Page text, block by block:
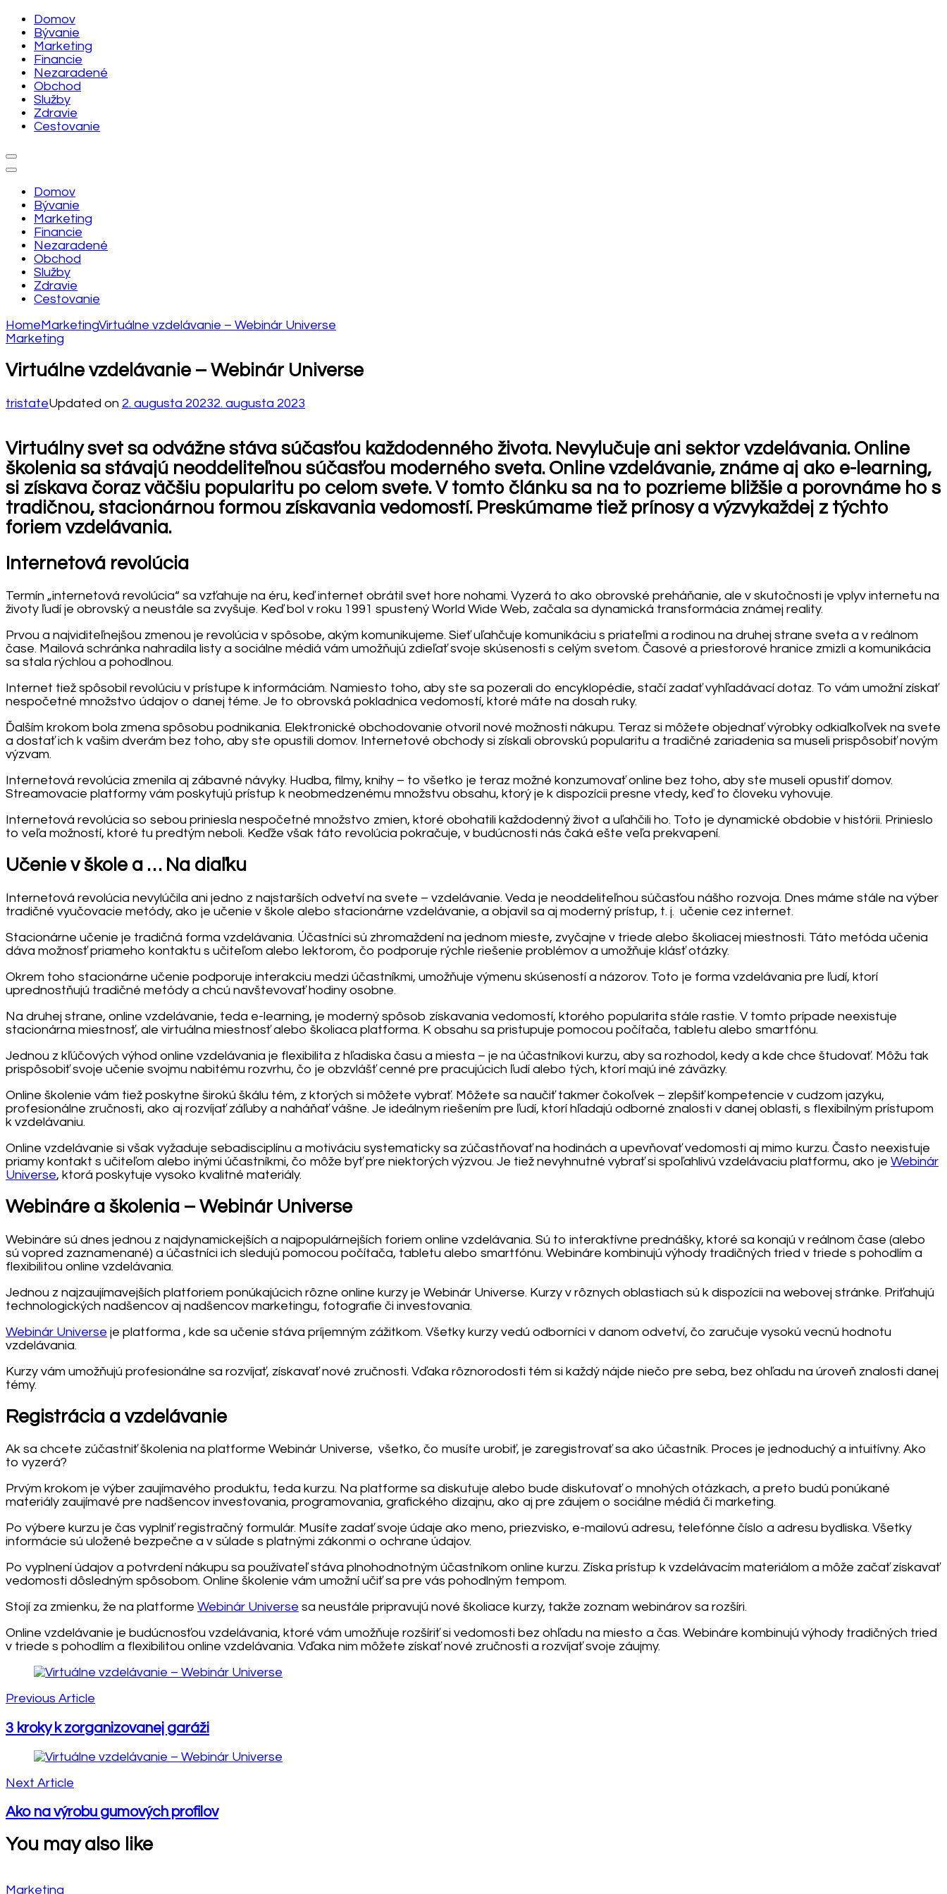
Skip
content
(Press
Enter)
Domov
Bývanie
Marketing
Financie
Nezaradené
Obchod
Služby
Zdravie
Cestovanie
Domov
Bývanie
Marketing
Financie
Nezaradené
Obchod
Služby
Zdravie
Cestovanie
HomeMarketingVirtuálne vzdelávanie – Webinár Universe
Marketing
Virtuálne vzdelávanie – Webinár Universe
tristateUpdated on 2. augusta 20232. augusta 2023
Virtuálny svet sa odvážne stáva súčasťou každodenného života. Nevylučuje ani sektor vzdelávania. Online
školenia sa stávajú neoddeliteľnou súčasťou moderného sveta. Online vzdelávanie, známe aj ako e-learning,
si získava čoraz väčšiu popularitu po celom svete. V tomto článku sa na to pozrieme bližšie a porovnáme ho s
tradičnou, stacionárnou formou získavania vedomostí. Preskúmame tiež prínosy a výzvykaždej z týchto
foriem vzdelávania.
Internetová revolúcia
Termín „internetová revolúcia“ sa vzťahuje na éru, keď internet obrátil svet hore nohami. Vyzerá to ako obrovské preháňanie, ale v skutočnosti je vplyv internetu na
životy ľudí je obrovský a neustále sa zvyšuje. Keď bol v roku 1991 spustený World Wide Web, začala sa dynamická transformácia známej reality.
Prvou a najviditeľnejšou zmenou je revolúcia v spôsobe, akým komunikujeme. Sieť uľahčuje komunikáciu s priateľmi a rodinou na druhej strane sveta a v reálnom
čase. Mailová schránka nahradila listy a sociálne médiá vám umožňujú zdieľať svoje skúsenosti s celým svetom. Časové a priestorové hranice zmizli a komunikácia
sa stala rýchlou a pohodlnou.
Internet tiež spôsobil revolúciu v prístupe k informáciám. Namiesto toho, aby ste sa pozerali do encyklopédie, stačí zadať vyhľadávací dotaz. To vám umožní získať
nespočetné množstvo údajov o danej téme. Je to obrovská pokladnica vedomostí, ktoré máte na dosah ruky.
Ďalším krokom bola zmena spôsobu podnikania. Elektronické obchodovanie otvoril nové možnosti nákupu. Teraz si môžete objednať výrobky odkiaľkoľvek na svete
a dostať ich k vašim dverám bez toho, aby ste opustili domov. Internetové obchody si získali obrovskú popularitu a tradičné zariadenia sa museli prispôsobiť novým
výzvam.
Internetová revolúcia zmenila aj zábavné návyky. Hudba, filmy, knihy – to všetko je teraz možné konzumovať online bez toho, aby ste museli opustiť domov.
Streamovacie platformy vám poskytujú prístup k neobmedzenému množstvu obsahu, ktorý je k dispozícii presne vtedy, keď to človeku vyhovuje.
Internetová revolúcia so sebou priniesla nespočetné množstvo zmien, ktoré obohatili každodenný život a uľahčili ho. Toto je dynamické obdobie v histórii. Prinieslo
to veľa možností, ktoré tu predtým neboli. Keďže však táto revolúcia pokračuje, v budúcnosti nás čaká ešte veľa prekvapení.
Učenie v škole a … Na diaľku
Internetová revolúcia nevylúčila ani jedno z najstarších odvetví na svete – vzdelávanie. Veda je neoddeliteľnou súčasťou nášho rozvoja. Dnes máme stále na výber
tradičné vyučovacie metódy, ako je učenie v škole alebo stacionárne vzdelávanie, a objavil sa aj moderný prístup, t. j. učenie cez internet.
Stacionárne učenie je tradičná forma vzdelávania. Účastníci sú zhromaždení na jednom mieste, zvyčajne v triede alebo školiacej miestnosti. Táto metóda učenia
dáva možnosť priameho kontaktu s učiteľom alebo lektorom, čo podporuje rýchle riešenie problémov a umožňuje klásť otázky.
Okrem toho stacionárne učenie podporuje interakciu medzi účastníkmi, umožňuje výmenu skúseností a názorov. Toto je forma vzdelávania pre ľudí, ktorí
uprednostňujú tradičné metódy a chcú navštevovať hodiny osobne.
Na druhej strane, online vzdelávanie, teda e-learning, je moderný spôsob získavania vedomostí, ktorého popularita stále rastie. V tomto prípade neexistuje
stacionárna miestnosť, ale virtuálna miestnosť alebo školiaca platforma. K obsahu sa pristupuje pomocou počítača, tabletu alebo smartfónu.
Jednou z kľúčových výhod online vzdelávania je flexibilita z hľadiska času a miesta – je na účastníkovi kurzu, aby sa rozhodol, kedy a kde chce študovať. Môžu tak
prispôsobiť svoje učenie svojmu nabitému rozvrhu, čo je obzvlášť cenné pre pracujúcich ľudí alebo tých, ktorí majú iné záväzky.
Online školenie vám tiež poskytne širokú škálu tém, z ktorých si môžete vybrať. Môžete sa naučiť takmer čokoľvek – zlepšiť kompetencie v cudzom jazyku,
profesionálne zručnosti, ako aj rozvíjať záľuby a naháňať vášne. Je ideálnym riešením pre ľudí, ktorí hľadajú odborné znalosti v danej oblasti, s flexibilným prístupom
k vzdelávaniu.
Online vzdelávanie si však vyžaduje sebadisciplínu a motiváciu systematicky sa zúčastňovať na hodinách a upevňovať vedomosti aj mimo kurzu. Často neexistuje
priamy kontakt s učiteľom alebo inými účastníkmi, čo môže byť pre niektorých výzvou. Je tiež nevyhnutné vybrať si spoľahlivú vzdelávaciu platformu, ako je Webinár
Universe, ktorá poskytuje vysoko kvalitné materiály.
Webináre a školenia – Webinár Universe
Webináre sú dnes jednou z najdynamickejších a najpopulárnejších foriem online vzdelávania. Sú to interaktívne prednášky, ktoré sa konajú v reálnom čase (alebo
sú vopred zaznamenané) a účastníci ich sledujú pomocou počítača, tabletu alebo smartfónu. Webináre kombinujú výhody tradičných tried v triede s pohodlím a
flexibilitou online vzdelávania.
Jednou z najzaujímavejších platforiem ponúkajúcich rôzne online kurzy je Webinár Universe. Kurzy v rôznych oblastiach sú k dispozícii na webovej stránke. Priťahujú
technologických nadšencov aj nadšencov marketingu, fotografie či investovania.
Webinár Universe je platforma , kde sa učenie stáva príjemným zážitkom. Všetky kurzy vedú odborníci v danom odvetví, čo zaručuje vysokú vecnú hodnotu
vzdelávania.
Kurzy vám umožňujú profesionálne sa rozvíjať, získavať nové zručnosti. Vďaka rôznorodosti tém si každý nájde niečo pre seba, bez ohľadu na úroveň znalosti danej
témy.
Registrácia a vzdelávanie
Ak sa chcete zúčastniť školenia na platforme Webinár Universe, všetko, čo musíte urobiť, je zaregistrovať sa ako účastník. Proces je jednoduchý a intuitívny. Ako
to vyzerá?
Prvým krokom je výber zaujímavého produktu, teda kurzu. Na platforme sa diskutuje alebo bude diskutovať o mnohých otázkach, a preto budú ponúkané
materiály zaujímavé pre nadšencov investovania, programovania, grafického dizajnu, ako aj pre záujem o sociálne médiá či marketing.
Po výbere kurzu je čas vyplniť registračný formulár. Musíte zadať svoje údaje ako meno, priezvisko, e-mailovú adresu, telefónne číslo a adresu bydliska. Všetky
informácie sú uložené bezpečne a v súlade s platnými zákonmi o ochrane údajov.
Po vyplnení údajov a potvrdení nákupu sa používateľ stáva plnohodnotným účastníkom online kurzu. Získa prístup k vzdelávacím materiálom a môže začať získavať
vedomosti dôsledným spôsobom. Online školenie vám umožní učiť sa pre vás pohodlným tempom.
Stojí za zmienku, že na platforme Webinár Universe sa neustále pripravujú nové školiace kurzy, takže zoznam webinárov sa rozšíri.
Online vzdelávanie je budúcnosťou vzdelávania, ktoré vám umožňuje rozšíriť si vedomosti bez ohľadu na miesto a čas. Webináre kombinujú výhody tradičných tried
v triede s pohodlím a flexibilitou online vzdelávania. Vďaka nim môžete získať nové zručnosti a rozvíjať svoje záujmy.
Post
Navigation
Previous Article
3 kroky k zorganizovanej garáži
Next Article
Ako na výrobu gumových profilov
You may also like
Marketing